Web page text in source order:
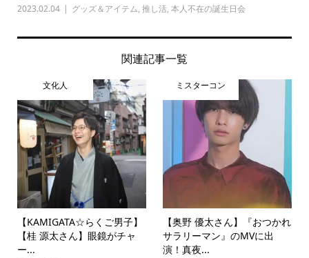
2023.02.04 グッズ＆アイテム, 推し活, 本人不在の誕生日会
関連記事一覧
文化人
【KAMIGATA☆らくご男子】
【桂 源太さん】眼鏡がチャ
ー...
ミスターコン
【奥野 優太さん】『おつかれ
サラリーマン』のMVに出
演！真夜...